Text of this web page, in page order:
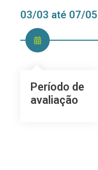
03/03 até 07/05
Período de
avaliação